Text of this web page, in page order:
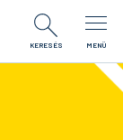
KERESÉS MENÜ